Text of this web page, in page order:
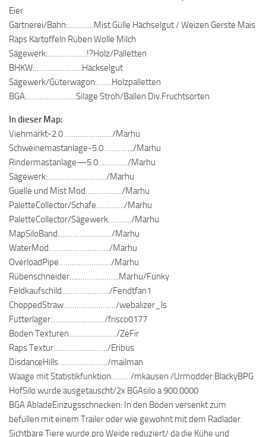
Eier
Gärtnerei/Bahn:…………Mist Gülle Hächselgut / Weizen Gerste Mais
Raps Kartoffeln Rüben Wolle Milch
Sägewerk:………………!?Holz/Palletten
BHKW:………………….Häckselgut
Sägewerk/Güterwagon:…….Holzpalletten
BGA:…………………..Silage Stroh/Ballen Div.Fruchtsorten
In dieser Map:
Viehmarkt-2.0 …………………./Marhu
Schweinemastanlage-5.0…………../Marhu
Rindermastanlage—5.0…………../Marhu
Sägewerk:………………………/Marhu
Guelle und Mist Mod……………../Marhu
PaletteCollector/Schafe…………./Marhu
PaletteCollector/Sägewerk………../Marhu
MapSiloBand……………………./Marhu
WaterMod………………………./Marhu
OverloadPipe……………………/Marhu
Rübenschneider…………………..Marhu/Funky
Feldkaufschild…………………./Fendtfan1
ChoppedStraw……………………/webalizer_ls
Futterlager……………………./frisco0177
Boden Texturen…………………./ZeFir
Raps Textur……………………./Eribus
DisdanceHills…………………../mailman
Waage mit Statistikfunktion………/mkausen /Urmodder:BlackyBPG
HofSilo wurde ausgetauscht/2x BGAsilo a 900.0000
BGA AbladeEinzugsschnecken: In den Boden versenkt zum
befüllen mit einem Trailer oder wie gewohnt mit dem Radlader.
Sichtbare Tiere wurde pro Weide reduziert/ da die Kühe und